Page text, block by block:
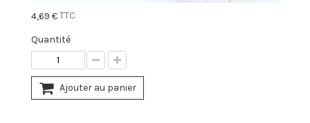
4,69 €TTC
Quantité
Ajouter au panier